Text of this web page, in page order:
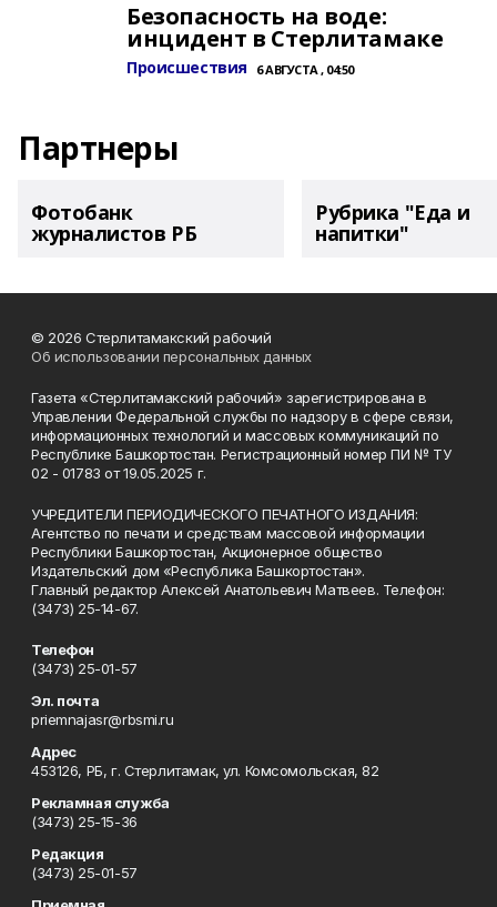
Безопасность на воде:
инцидент в Стерлитамаке
Происшествия 6 АВГУСТА , 04:50
Партнеры
Фотобанк
журналистов РБ
Рубрика "Еда и
напитки"
© 2026 Стерлитамакский рабочий
Об использовании персональных данных
Газета «Стерлитамакский рабочий» зарегистрирована в
Управлении Федеральной службы по надзору в сфере связи,
информационных технологий и массовых коммуникаций по
Республике Башкортостан. Регистрационный номер ПИ № ТУ
02 - 01783 от 19.05.2025 г.
УЧРЕДИТЕЛИ ПЕРИОДИЧЕСКОГО ПЕЧАТНОГО ИЗДАНИЯ:
Агентство по печати и средствам массовой информации
Республики Башкортостан, Акционерное общество
Издательский дом «Республика Башкортостан».
Главный редактор Алексей Анатольевич Матвеев. Телефон:
(3473) 25-14-67.
Телефон
(3473) 25-01-57
Эл. почта
priemnajasr@rbsmi.ru
Адрес
453126, РБ, г. Стерлитамак, ул. Комсомольская, 82
Рекламная служба
(3473) 25-15-36
Редакция
(3473) 25-01-57